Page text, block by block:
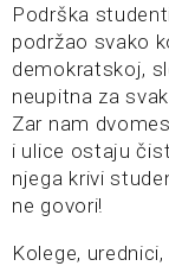
Podrška
podržao svako
demokratskoj,
neupitna za
Zar nam
i ulice ostaju
njega krivi
ne govori!
Kolege,